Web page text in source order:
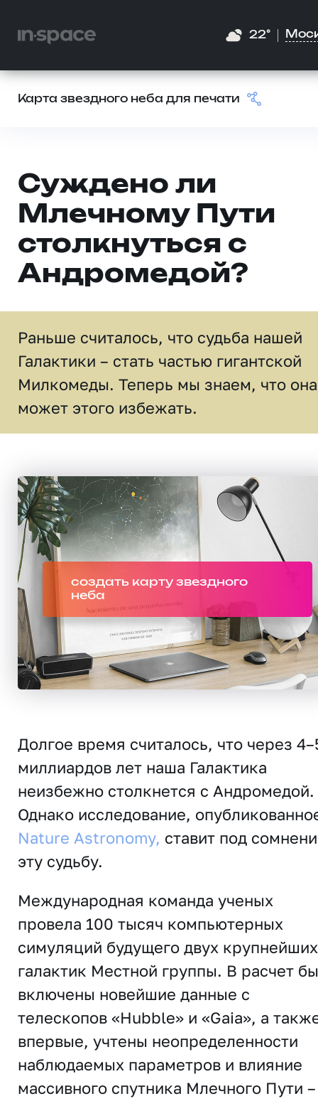
22°
Карта звездного неба для печати
Суждено ли
Млечному Пути
столкнуться с
Андромедой?
Раньше считалось, что судьба нашей
Галактики – стать частью гигантской
Милкомеды. Теперь мы знаем, что она
может этого избежать.
создать карту звездного
неба
Долгое время считалось, что через
миллиардов лет наша Галактика
неизбежно столкнется с Андромедой.
Однако исследование,
Nature Astronomy, ставит под
эту судьбу.
Международная команда ученых
провела 100 тысяч компьютерных
симуляций будущего двух крупнейших
галактик Местной группы. В расчет
включены новейшие данные с
телескопов «Hubble» и «Gaia», а
впервые, учтены неопределенности
наблюдаемых параметров и влияние
массивного спутника Млечного Пути –